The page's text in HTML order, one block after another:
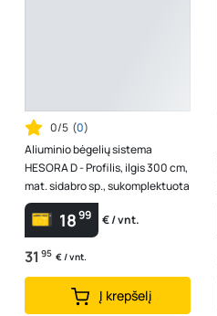
0/5 (0)
Aliuminio bėgelių sistema
HESORA D - Profilis, ilgis 300 cm,
mat. sidabro sp., sukomplektuota
1899 € / vnt.
31 95 € / vnt.
Į krepšelį